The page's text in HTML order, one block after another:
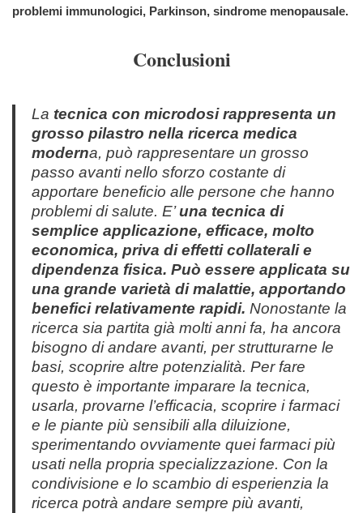
problemi immunologici, Parkinson, sindrome menopausale.
Conclusioni
La tecnica con microdosi rappresenta un
grosso pilastro nella ricerca medica
moderna, può rappresentare un grosso
passo avanti nello sforzo costante di
apportare beneficio alle persone che hanno
problemi di salute. E’una tecnica di
semplice applicazione, efficace, molto
economica, priva di effetti collaterali e
dipendenza fisica. Può essere applicata su
una grande varietà di malattie, apportando
benefici relativamente rapidi. Nonostante la
ricerca sia partita già molti anni fa, ha ancora
bisogno di andare avanti, per strutturarne le
basi, scoprire altre potenzialità. Per fare
questo è importante imparare la tecnica,
usarla, provarne l’efficacia, scoprire i farmaci
e le piante più sensibili alla diluizione,
sperimentando ovviamente quei farmaci più
usati nella propria specializzazione. Con la
condivisione e lo scambio di esperienzia la
ricerca potrà andare sempre più avanti,